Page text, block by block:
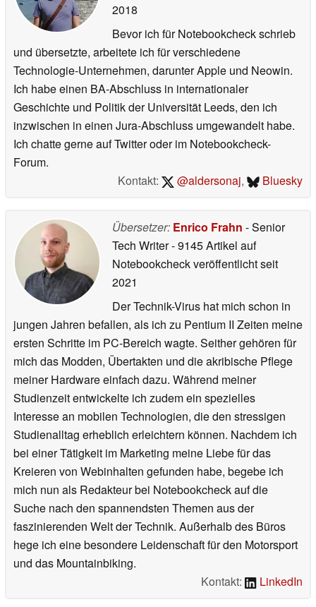
2018
Bevor ich für Notebookcheck schrieb
und übersetzte, arbeitete ich für verschiedene
Technologie-Unternehmen, darunter Apple und Neowin.
Ich habe einen BA-Abschluss in internationaler
Geschichte und Politik der Universität Leeds, den ich
inzwischen in einen Jura-Abschluss umgewandelt habe.
Ich chatte gerne auf Twitter oder im Notebookcheck-
Forum.
Kontakt:
@aldersonaj, Bluesky
Übersetzer: Enrico Frahn - Senior
Tech Writer- 9145 Artikel auf
Notebookcheck veröffentlichtseit
2021
Der Technik-Virus hat mich schon in
jungen Jahren befallen, als ich zu Pentium II Zeiten meine
ersten Schritte im PC-Bereich wagte. Seither gehören für
mich das Modden, Übertakten und die akribische Pflege
meiner Hardware einfach dazu. Während meiner
Studienzeit entwickelte ich zudem ein spezielles
Interesse an mobilen Technologien, die den stressigen
Studienalltag erheblich erleichtern können. Nachdem ich
bei einer Tätigkeit im Marketing meine Liebe für das
Kreieren von Webinhalten gefunden habe, begebe ich
mich nun als Redakteur bei Notebookcheck auf die
Suche nach den spannendsten Themen aus der
faszinierenden Welt der Technik. Außerhalb des Büros
hege ich eine besondere Leidenschaft für den Motorsport
und das Mountainbiking.
Kontakt:
LinkedIn